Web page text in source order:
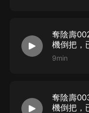
奪陰壽
機倒把，
9min
奪陰壽
機倒把，